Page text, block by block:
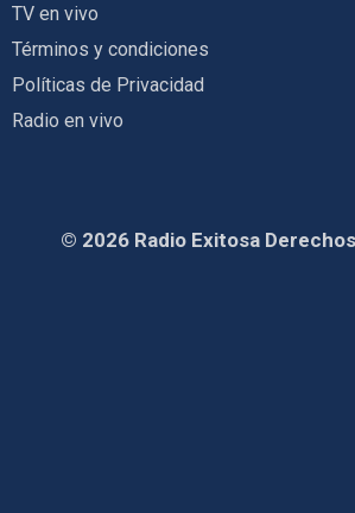
TV en vivo
Términos y condiciones
Políticas de Privacidad
Radio en vivo
© 2026 Radio Exitosa